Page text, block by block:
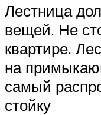
Лестница
вещей. Не
квартире.
на
самый
стойку